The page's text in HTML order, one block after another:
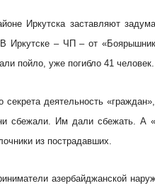
Иркутска заставляют
Иркутске – ЧП – от
пойло, уже погибло 41 человек.
секрета деятельность
сбежали. Им дали сбежать. А
из пострадавших.
азербайджанской